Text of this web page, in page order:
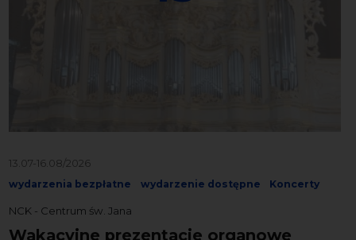
13.07-16.08/2026
wydarzenia bezpłatne wydarzenie dostępne Koncerty
NCK - Centrum św. Jana
Wakacyjne prezentacje organowe